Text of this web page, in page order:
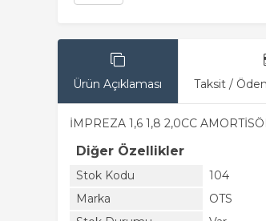
Ürün Açıklaması Taksit /
İMPREZA 1,6 1,8 2,0CC
Diğer Özellikler
Stok Kodu
104
Marka
OTS